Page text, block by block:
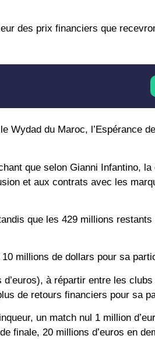
des prix financiers que
Wydad du Maroc, l’Espérance
que selon Gianni Infantino,
et aux contrats avec les
que les 429 millions
millions de dollars pour sa
à répartir entre les
de retours financiers pour sa
un match nul 1 million
finale, 20 millions d’euros en